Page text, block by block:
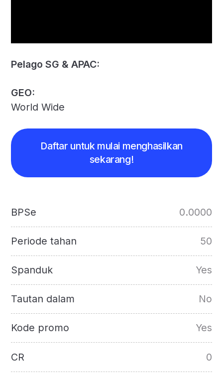
Pelago SG & APAC:
GEO:
World Wide
Daftar untuk mulai menghasilkan
sekarang!
BPSe 0.0000
Periode tahan 50
Spanduk Yes
Tautan dalam No
Kode promo Yes
CR 0